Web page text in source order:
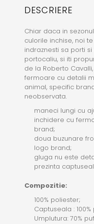
DESCRIERE
Chiar daca in
culorile inchise, noi
indraznesti sa porti
portocaliu, si iti
de la Roberto
fermoare cu detalii
animal, specific
neobservata.
maneci lungi cu
inchidere cu
brand;
doua buzunare
logo brand;
gluga nu este
prezinta
Compozitie:
100% poliester;
Captuseala :
Umplutura: 70%